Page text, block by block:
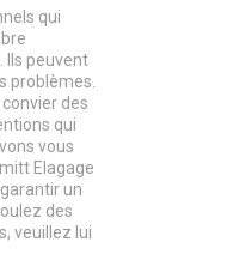
qui
Ils peuvent
problèmes.
des
qui
vous
Elagage
un
des
veuillez lui